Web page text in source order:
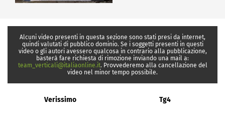
Alcuni video presenti in questa sezione sono stati presi da internet,
quindi valutati di pubblico dominio. Se i soggetti presenti in questi
video o gli autori avessero qualcosa in contrario alla pubblicazione,
basterà fare richiesta di rimozione inviando una mail a:
team_verticali@italiaonline.it. Provvederemo alla cancellazione del
video nel minor tempo possibile.
Verissimo Tg4